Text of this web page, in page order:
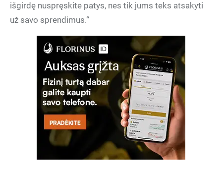
išgirdę nuspręskite patys, nes tik jums teks atsakyti
už savo sprendimus.“